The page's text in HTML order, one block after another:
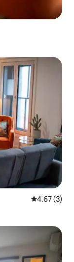
औसत रेटिंग 5 में
4.67 (3)